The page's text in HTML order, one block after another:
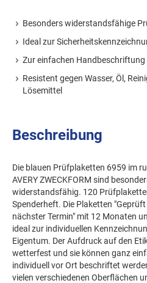
Besonders widerstandsfähige
Ideal zur
Zur einfachen Handbeschriftung
Resistent gegen Wasser, Öl,
Lösemittel
Beschreibung
Die blauen Prüfplaketten 6959 im
AVERY ZWECKFORM sind
widerstandsfähig. 120
Spenderheft. Die Plaketten
nächster Termin" mit 12 Monaten
ideal zur individuellen
Eigentum. Der Aufdruck auf den
wetterfest und sie können ganz
individuell vor Ort beschriftet
vielen verschiedenen Oberflächen